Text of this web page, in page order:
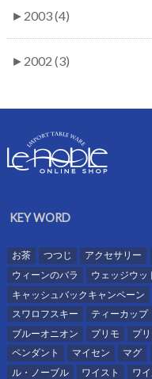
► 2003 (4)
► 2002 (3)
KEY WORD
お茶 つつじ アクセサリー
ウィーンのバラ
ウェッジウッ
キャッシュバックキャンペーン
スワロフスキー
ティーカップ
ブルーオニオン
プリモ プ
ペンダント
マイセン マグ
ル・ノーブル
ワイスト ワ